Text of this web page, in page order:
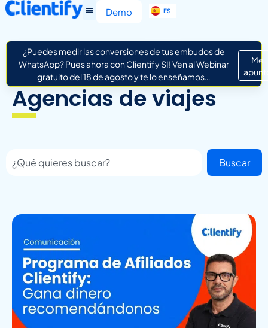
Demo ES
IT
¿Puedes medir las conversiones de tus embudos de
WhatsApp? Pues ahora con Clientify SI! Ven al Webinar
gratuito del 18 de agosto y te lo enseñamos…
Me
Agencias de viajes
Buscar